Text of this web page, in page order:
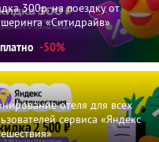
300р. на поездку от
«Ситидрайв»
-50%
отеля для всех
сервиса «Яндекс